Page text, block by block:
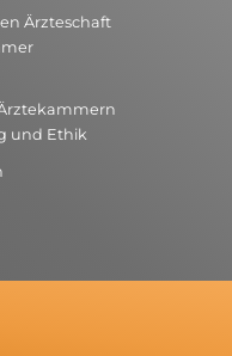
Ärzteschaft
und Ethik